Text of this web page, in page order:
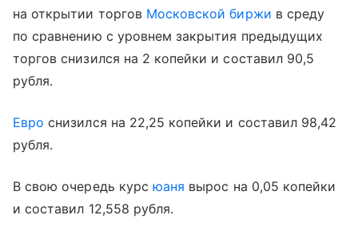
на открытии торгов Московской биржи в среду
по сравнению с уровнем закрытия предыдущих
торгов снизился на 2 копейки и составил 90,5
рубля.
Евро снизился на 22,25 копейки и составил 98,42
рубля.
В свою очередь курс юаня вырос на 0,05 копейки
и составил 12,558 рубля.